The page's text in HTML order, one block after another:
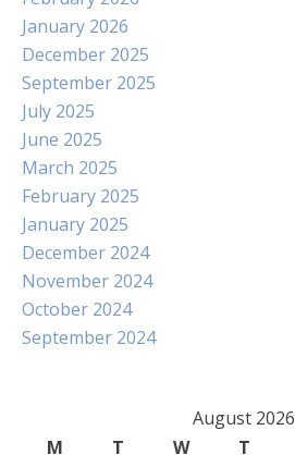
January 2026
December 2025
September 2025
July 2025
June 2025
March 2025
February 2025
January 2025
December 2024
November 2024
October 2024
September 2024
August 2026
M
T W T